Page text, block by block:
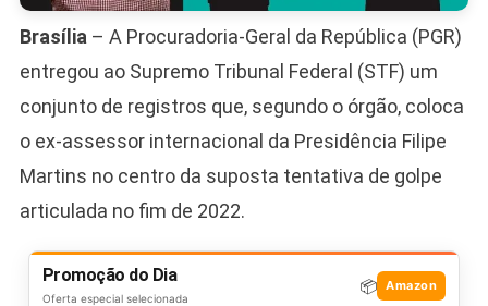
Brasília – A Procuradoria-Geral da República (PGR)
entregou ao Supremo Tribunal Federal (STF) um
conjunto de registros que, segundo o órgão, coloca
o ex-assessor internacional da Presidência Filipe
Martins no centro da suposta tentativa de golpe
articulada no fim de 2022.
Promoção do Dia
Oferta especial selecionada
📦 Amazon